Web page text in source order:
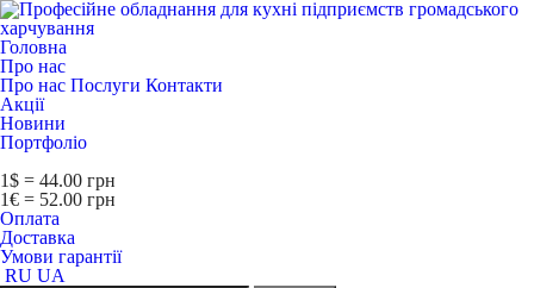
Головна
Про нас
Про нас Послуги Контакти
Акції
Новини
Портфоліо
1$ = 44.00 грн
1€ = 52.00 грн
Оплата
Доставка
Умови гарантії
RU UA